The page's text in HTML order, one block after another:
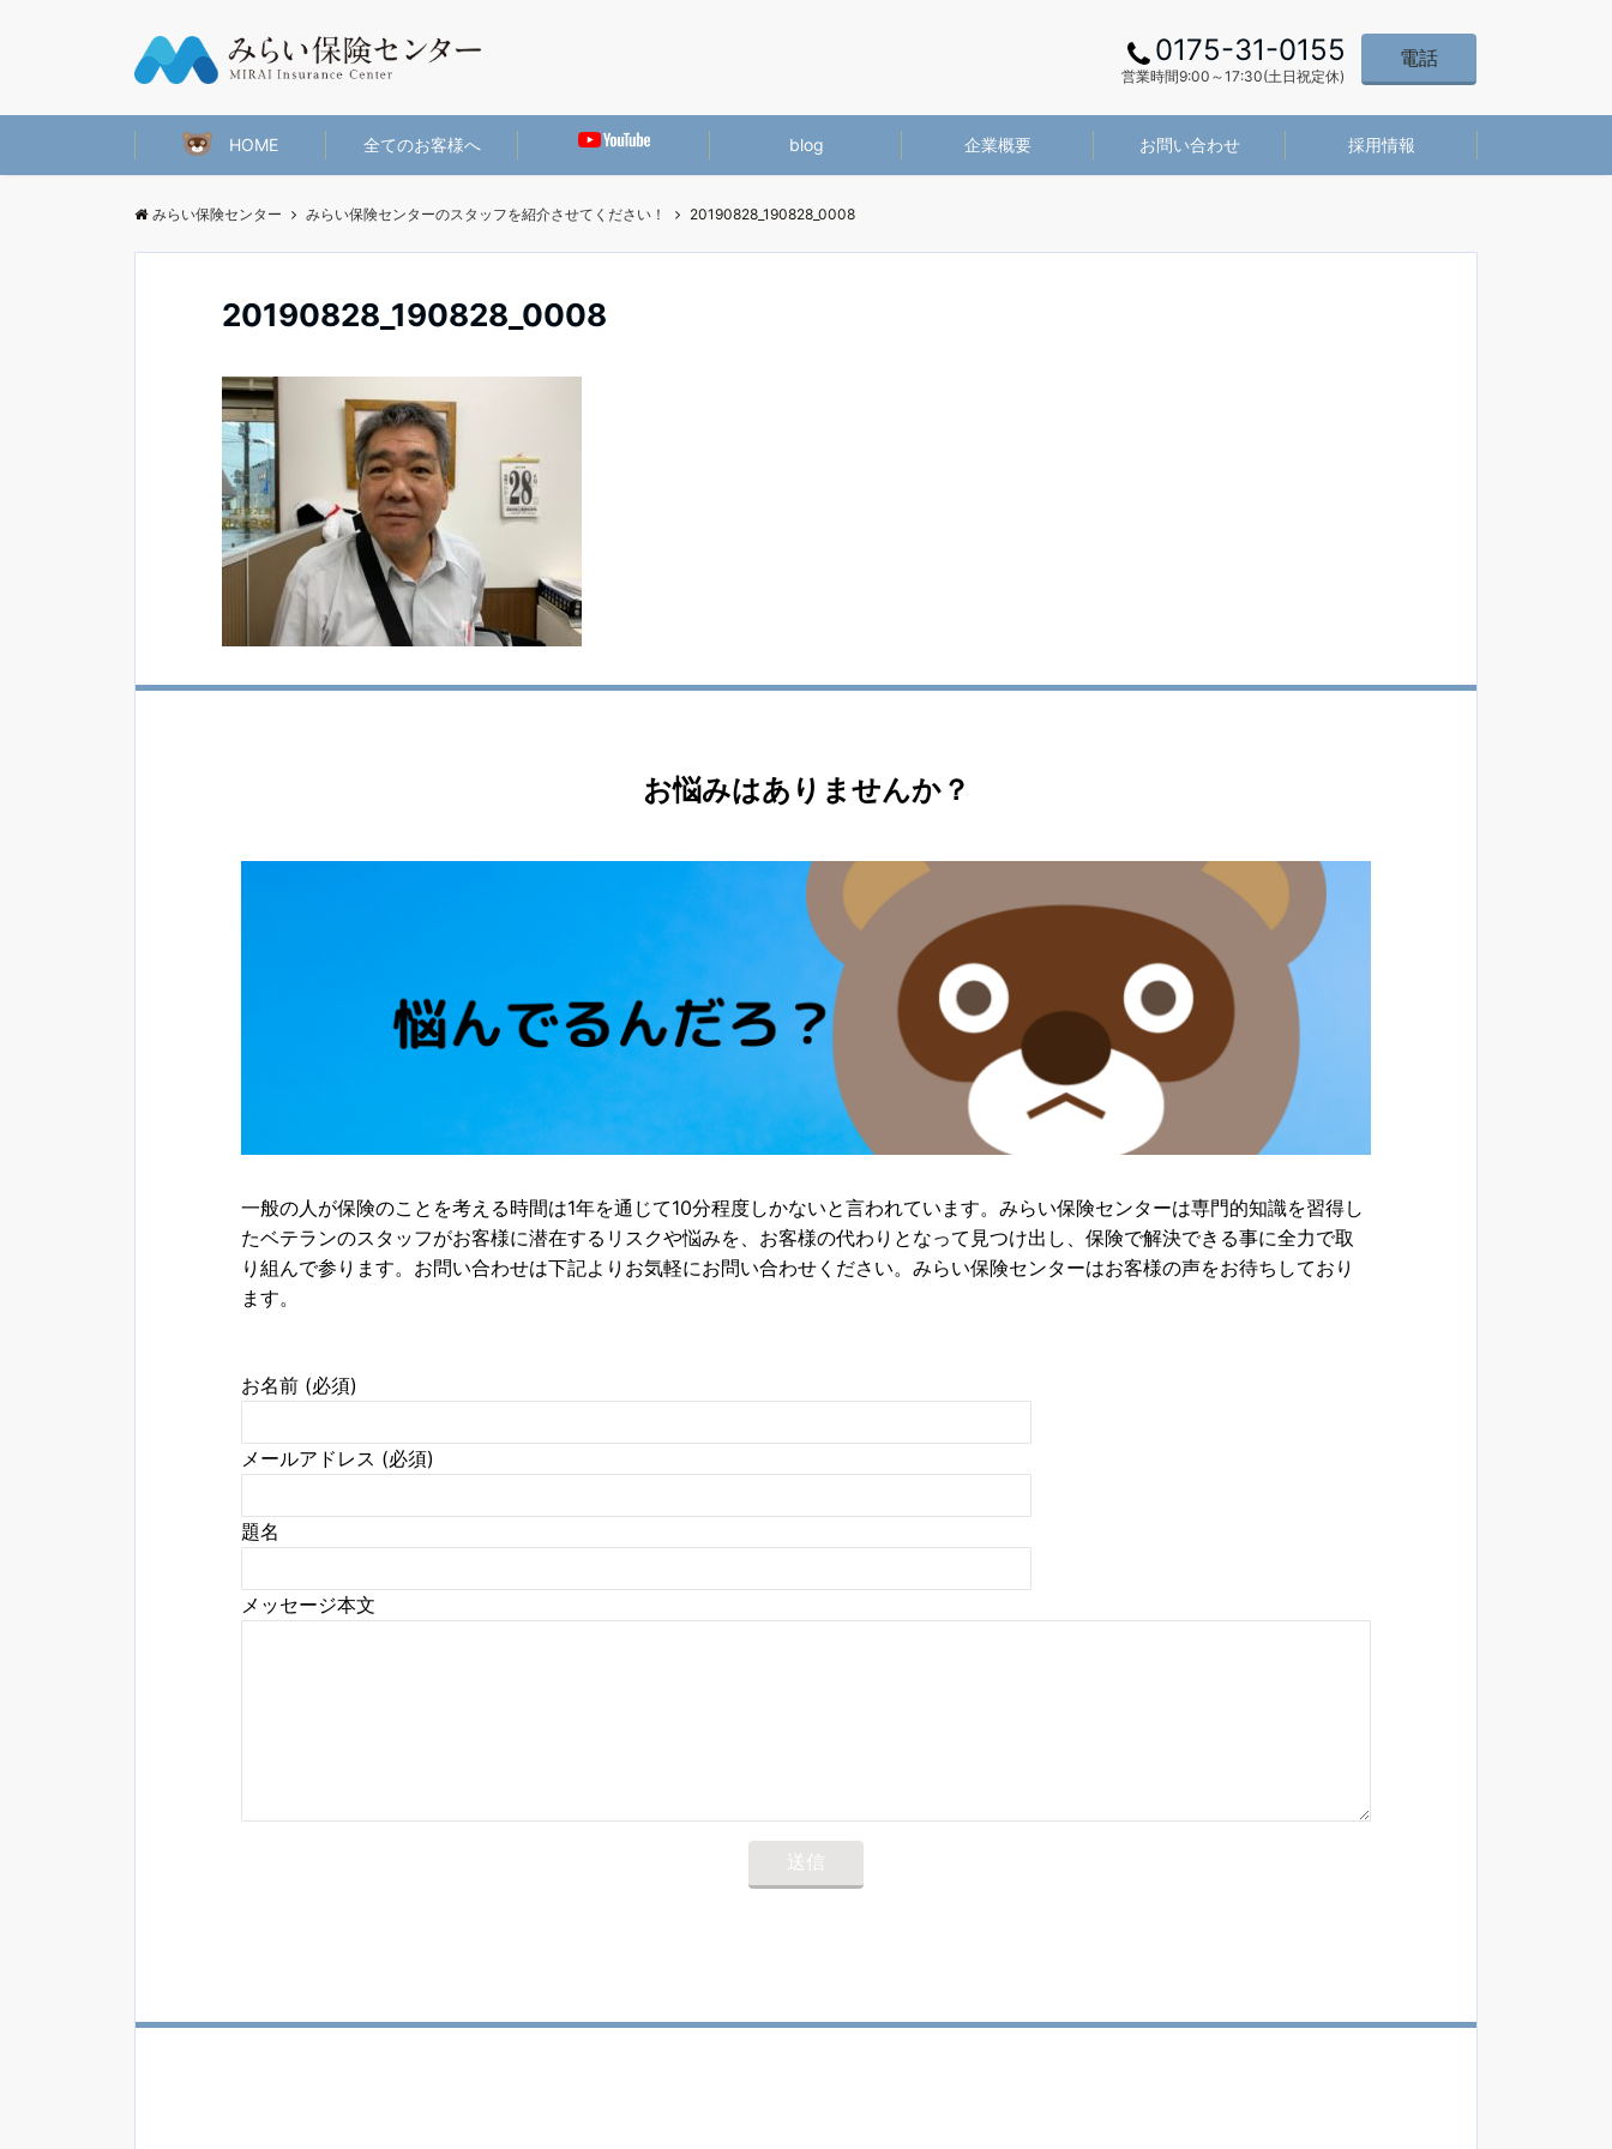
0175-31-0155
営業時間9:00～17:30(土日祝定休)
電話
HOME 全てのお客様へ blog 企業概要 お問い合わせ 採用情報
みらい保険センター みらい保険センターのスタッフを紹介させてください！ 20190828_190828_0008
20190828_190828_0008
お悩みはありませんか？
一般の人が保険のことを考える時間は1年を通じて10分程度しかないと言われています。みらい保険センターは専門的知識を習得し
たベテランのスタッフがお客様に潜在するリスクや悩みを、お客様の代わりとなって見つけ出し、保険で解決できる事に全力で取
り組んで参ります。お問い合わせは下記よりお気軽にお問い合わせください。みらい保険センターはお客様の声をお待ちしており
ます。
お名前 (必須)
メールアドレス (必須)
題名
メッセージ本文